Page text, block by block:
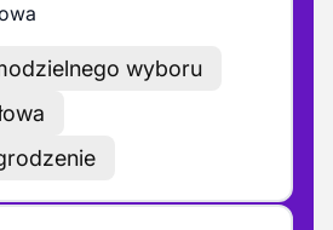
wyboru